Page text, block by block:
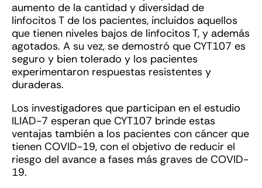
aumento de la cantidad y diversidad de
linfocitos T de los pacientes, incluidos aquellos
que tienen niveles bajos de linfocitos T, y además
agotados. A su vez, se demostró que CYT107 es
seguro y bien tolerado y los pacientes
experimentaron respuestas resistentes y
duraderas.
Los investigadores que participan en el estudio
ILIAD-7 esperan que CYT107 brinde estas
ventajas también a los pacientes con cáncer que
tienen COVID-19, con el objetivo de reducir el
riesgo del avance a fases más graves de COVID-
19.